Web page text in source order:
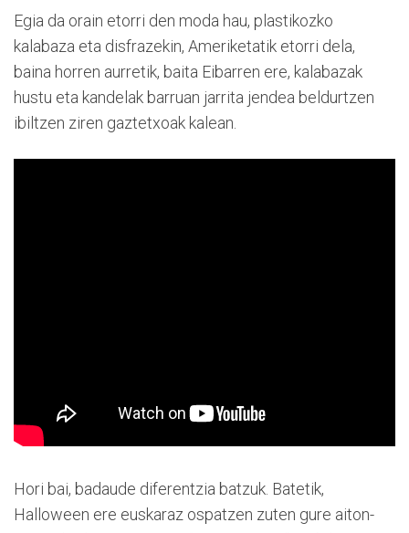
Egia da orain etorri den moda hau, plastikozko
kalabaza eta disfrazekin, Ameriketatik etorri dela,
baina horren aurretik, baita Eibarren ere, kalabazak
hustu eta kandelak barruan jarrita jendea beldurtzen
ibiltzen ziren gaztetxoak kalean.
Hori bai, badaude diferentzia batzuk. Batetik,
Halloween ere euskaraz ospatzen zuten gure aiton-